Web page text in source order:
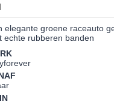
elegante groene raceauto
echte rubberen banden